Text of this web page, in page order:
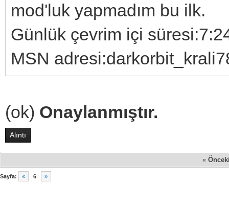
mod'luk yapmadım bu ilk.
Günlük çevrim içi
MSN
(ok) Onaylanmıştır.
Alıntı
«
Sayfa: « 6 »